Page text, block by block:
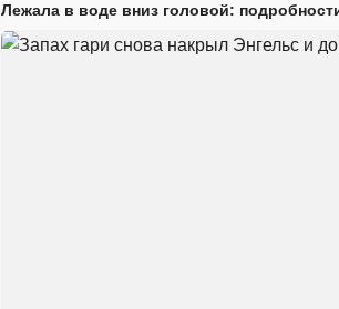
Лежала в воде вниз головой: